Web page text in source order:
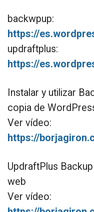
backwpup:
https://
updraftplus:
https://
Instalar y utilizar
copia de
Ver vídeo:
https://
UpdraftPlus
web
Ver vídeo: